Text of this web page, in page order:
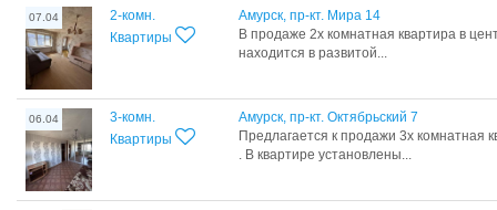
07.04
2-комн.
Квартиры
Амурск, пр-кт. Мира 14
В продаже 2х комнатная квартира в
находится в развитой...
06.04
3-комн.
Квартиры
Амурск, пр-кт. Октябрьский 7
Предлагается к продажи 3х комнатная
. В квартире установлены...